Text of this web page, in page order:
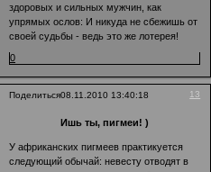
здоровых и сильных мужчин, как
упрямых ослов: И никуда не сбежишь от
своей судьбы - ведь это же лотерея!
0
Поделиться 13
08.11.2010 13:40:18
Ишь ты, пигмеи! )
У африканских пигмеев практикуется
следующий обычай: невесту отводят в